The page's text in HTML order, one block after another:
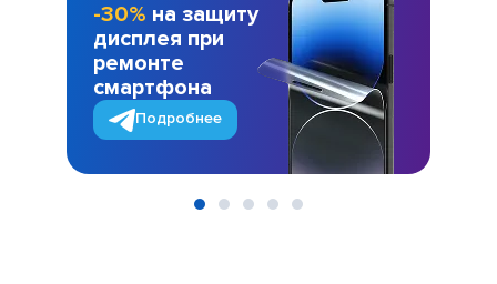
-30% на защиту
дисплея при
ремонте
смартфона
Подробнее